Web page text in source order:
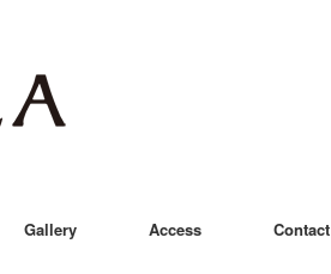
Gallery Access Contact